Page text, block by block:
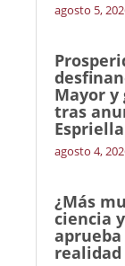
agosto 5,
Mayor y
tras
Espriella
agosto 4,
¿Más
ciencia
realidad